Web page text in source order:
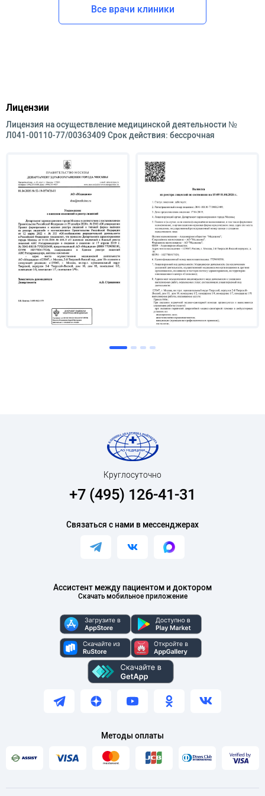
Все врачи клиники
Лицензии
Лицензия на осуществление медицинской деятельности №
Л041-00110-77/00363409 Срок действия: бессрочная
Ассистент между пациентом и доктором
Скачать мобильное приложение
Круглосуточно
+7 (495) 126-41-31
Связаться с нами в мессенджерах
Методы оплаты